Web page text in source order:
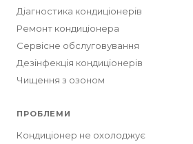
Діагностика кондиціонерів
Ремонт кондиціонера
Сервісне обслуговування
Дезінфекція кондиціонерів
Чищення з озоном
ПРОБЛЕМИ
Кондиціонер не охолоджує